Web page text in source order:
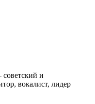
и
вокалист, лидер